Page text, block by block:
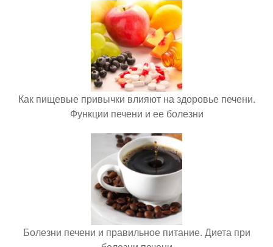
Как пищевые привычки влияют на здоровье печени.
Функции печени и ее болезни
Болезни печени и правильное питание. Диета при